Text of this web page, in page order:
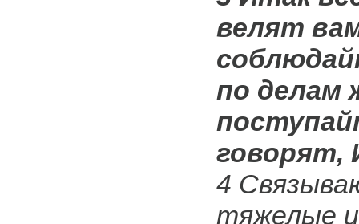
велят
по делам
говорят,
4
тяжелые